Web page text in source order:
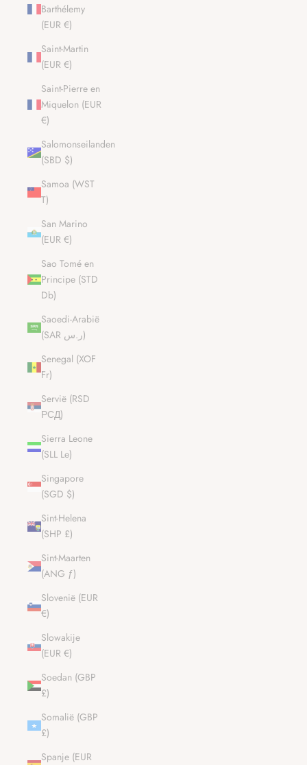
Barthélemy
(EUR €)
Saint-Martin
(EUR €)
Saint-Pierre en
Miquelon (EUR
€)
Salomonseilanden
(SBD $)
Samoa (WST
T)
San Marino
(EUR €)
Sao Tomé en
Principe (STD
Db)
Saoedi-Arabië
(SAR ر.س)
Senegal (XOF
Fr)
Servië (RSD
РСД)
Sierra Leone
(SLL Le)
Singapore
(SGD $)
Sint-Helena
(SHP £)
Sint-Maarten
(ANG ƒ)
Slovenië (EUR
€)
Slowakije
(EUR €)
Soedan (GBP
£)
Somalië (GBP
£)
Spanje (EUR